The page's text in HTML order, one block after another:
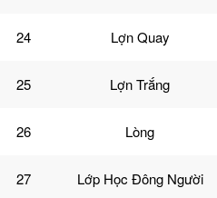
24 Lợn Quay
25 Lợn Trắng
26 Lòng
27 Lớp Học Đông Người